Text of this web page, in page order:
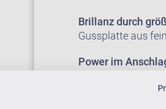
Brillanz durch
Gussplatte aus
Power im